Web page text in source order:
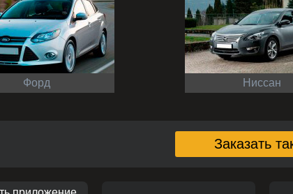
Форд Ниссан
Заказать